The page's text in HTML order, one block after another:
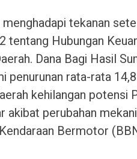
tekanan
tentang Hubungan
Dana Bagi Hasil
penurunan rata-rata
kehilangan potensi
akibat perubahan
Bermotor